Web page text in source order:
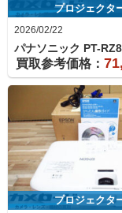
プロジェクタ
2026/02/22
パナソニック PT-
買取参考価格：
プロジェクタ